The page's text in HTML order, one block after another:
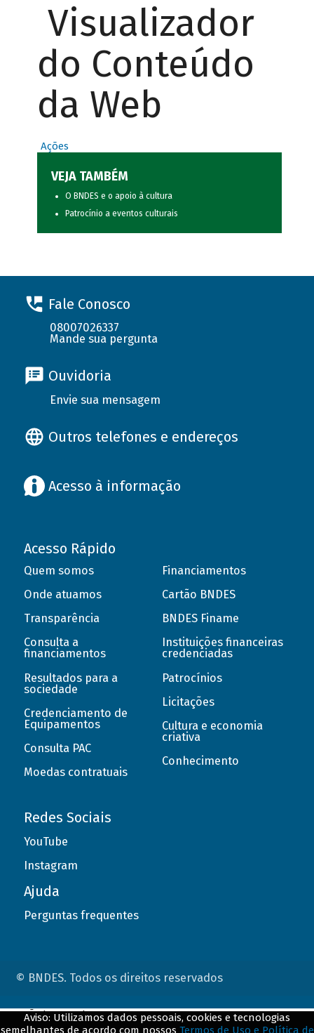
Visualizador
do Conteúdo
da Web
Ações
VEJA TAMBÉM
O BNDES e o apoio à cultura
Patrocínio a eventos culturais
Fale Conosco
08007026337
Mande sua pergunta
Ouvidoria
Envie sua mensagem
Outros telefones e endereços
Acesso à informação
Acesso Rápido
Quem somos
Onde atuamos
Transparência
Consulta a
financiamentos
Resultados para a
sociedade
Credenciamento de
Equipamentos
Consulta PAC
Moedas contratuais
Financiamentos
Cartão BNDES
BNDES Finame
Instituições financeiras
credenciadas
Patrocínios
Licitações
Cultura e economia
criativa
Conhecimento
Redes Sociais
YouTube
Instagram
Ajuda
Perguntas frequentes
© BNDES. Todos os direitos reservados
Aviso: Utilizamos dados pessoais, cookies e tecnologias
semelhantes de acordo com nossos Termos de Uso e Política de
ConteÃºdo complementar